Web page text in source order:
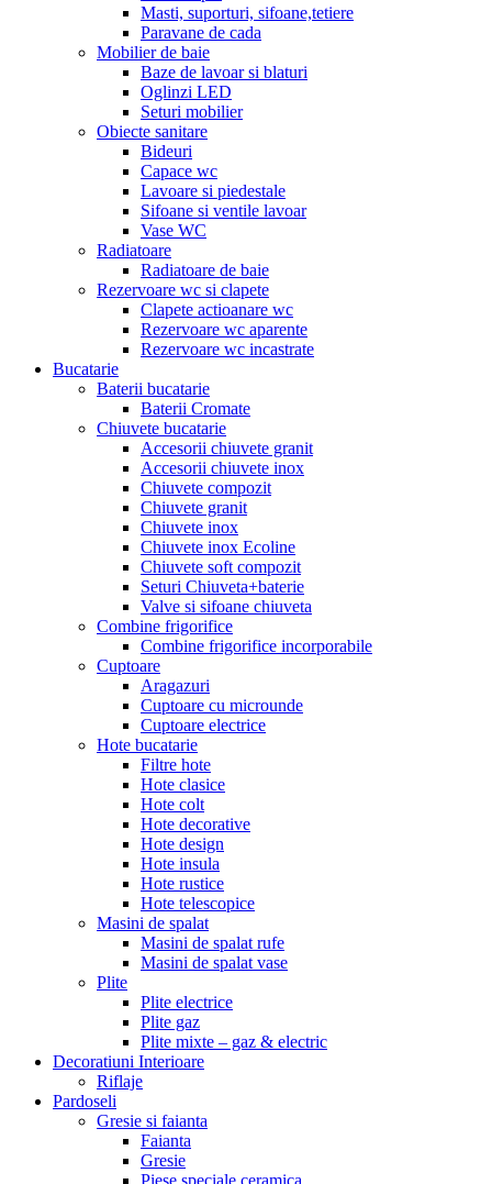
Masti, suporturi, sifoane,tetiere
Paravane de cada
Mobilier de baie
Baze de lavoar si blaturi
Oglinzi LED
Seturi mobilier
Obiecte sanitare
Bideuri
Capace wc
Lavoare si piedestale
Sifoane si ventile lavoar
Vase WC
Radiatoare
Radiatoare de baie
Rezervoare wc si clapete
Clapete actioanare wc
Rezervoare wc aparente
Rezervoare wc incastrate
Bucatarie
Baterii bucatarie
Baterii Cromate
Chiuvete bucatarie
Accesorii chiuvete granit
Accesorii chiuvete inox
Chiuvete compozit
Chiuvete granit
Chiuvete inox
Chiuvete inox Ecoline
Chiuvete soft compozit
Seturi Chiuveta+baterie
Valve si sifoane chiuveta
Combine frigorifice
Combine frigorifice incorporabile
Cuptoare
Aragazuri
Cuptoare cu microunde
Cuptoare electrice
Hote bucatarie
Filtre hote
Hote clasice
Hote colt
Hote decorative
Hote design
Hote insula
Hote rustice
Hote telescopice
Masini de spalat
Masini de spalat rufe
Masini de spalat vase
Plite
Plite electrice
Plite gaz
Plite mixte – gaz & electric
Decoratiuni Interioare
Riflaje
Pardoseli
Gresie si faianta
Faianta
Gresie
Piese speciale ceramica